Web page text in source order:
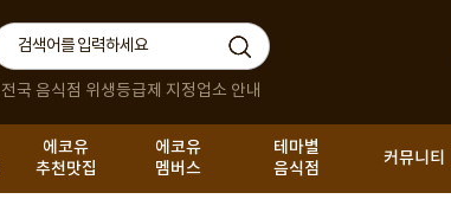
전국 음식점 위생등급제 지정업소 안내
에코유
추천맛집
에코유
멤버스
테마별
음식점
커뮤니티